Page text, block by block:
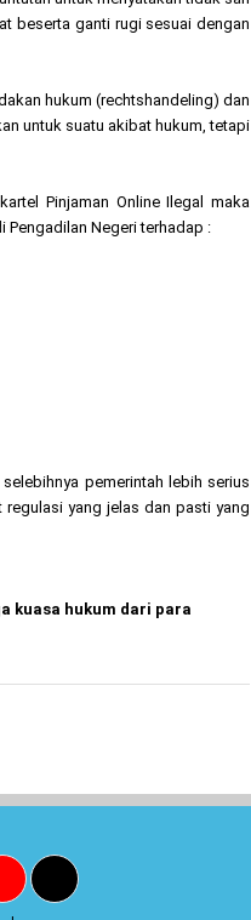
beserta ganti rugi sesuai dengan
hukum (rechtshandeling) dan
untuk suatu akibat hukum, tetapi
Pinjaman Online Ilegal maka
Pengadilan Negeri terhadap :
pemerintah lebih serius
yang jelas dan pasti yang
kuasa hukum dari para